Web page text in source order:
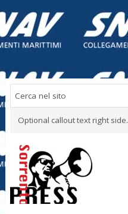
Optional callout text right side.